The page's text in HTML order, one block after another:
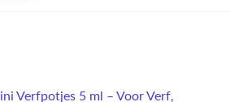
Verfpotjes 5 ml – Voor Verf,